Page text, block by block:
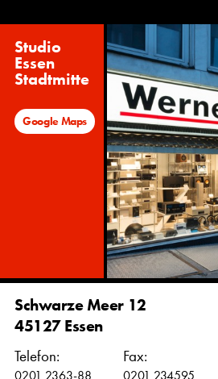
Studio
Essen
Stadtmitte
Google Maps
Schwarze Meer 12
45127 Essen
Telefon:
0201 2363-88
Fax:
0201 234595